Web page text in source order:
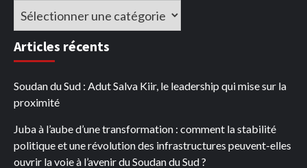
Catégories
Articles récents
Soudan du Sud : Adut Salva Kiir, le leadership qui mise sur la
proximité
Juba à l’aube d’une transformation : comment la stabilité
politique et une révolution des infrastructures peuvent-elles
ouvrir la voie à l’avenir du Soudan du Sud ?